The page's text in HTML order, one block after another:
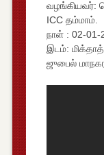
வழங்கியவர்:
ICC தம்மாம்.
நாள் : 02-01-
இடம்:
ஜுபைல்